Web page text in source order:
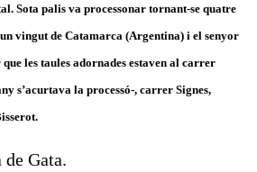
Sota palis va processonar tornant-se quatre
vingut de Catamarca (Argentina) i el senyor
les taules adornades estaven al carrer
s’acurtava la processó-, carrer Signes,